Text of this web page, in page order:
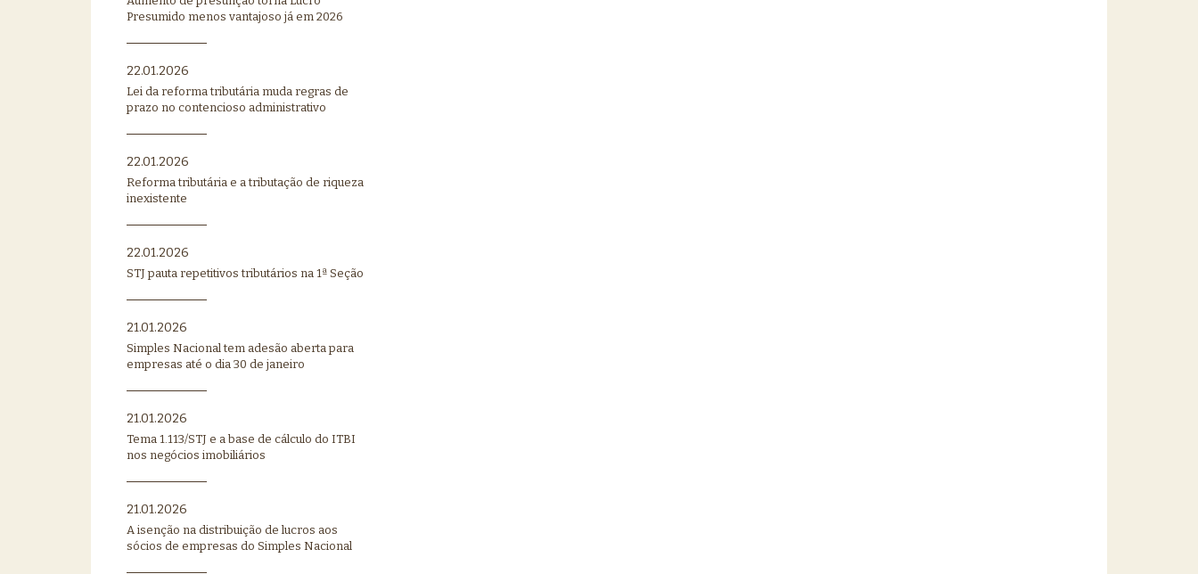
Presumido menos vantajoso já em 2026
22.01.2026
Lei da reforma tributária muda regras de
prazo no contencioso administrativo
22.01.2026
Reforma tributária e a tributação de riqueza
inexistente
22.01.2026
STJ pauta repetitivos tributários na 1ª Seção
21.01.2026
Simples Nacional tem adesão aberta para
empresas até o dia 30 de janeiro
21.01.2026
Tema 1.113/STJ e a base de cálculo do ITBI
nos negócios imobiliários
21.01.2026
A isenção na distribuição de lucros aos
sócios de empresas do Simples Nacional